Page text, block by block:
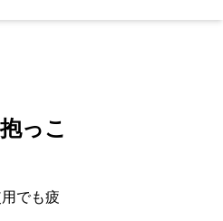
っこ
でも疲